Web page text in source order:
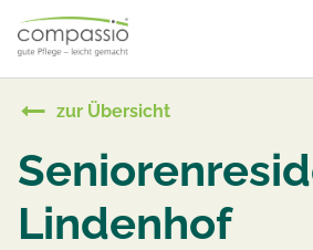
content
zur Übersicht
Lindenhof